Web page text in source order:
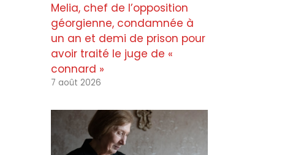
Melia, chef de l’opposition
géorgienne, condamnée à
un an et demi de prison pour
avoir traité le juge de «
connard »
7 août 2026